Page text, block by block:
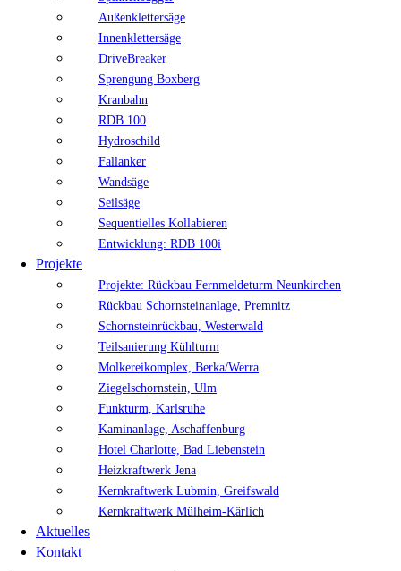
Außenklettersäge
Innenklettersäge
DriveBreaker
Sprengung Boxberg
Kranbahn
RDB 100
Hydroschild
Fallanker
Wandsäge
Seilsäge
Sequentielles Kollabieren
Entwicklung: RDB 100i
Projekte
Projekte: Rückbau Fernmeldeturm Neunkirchen
Rückbau Schornsteinanlage, Premnitz
Schornsteinrückbau, Westerwald
Teilsanierung Kühlturm
Molkereikomplex, Berka/Werra
Ziegelschornstein, Ulm
Funkturm, Karlsruhe
Kaminanlage, Aschaffenburg
Hotel Charlotte, Bad Liebenstein
Heizkraftwerk Jena
Kernkraftwerk Lubmin, Greifswald
Kernkraftwerk Mülheim-Kärlich
Aktuelles
Kontakt